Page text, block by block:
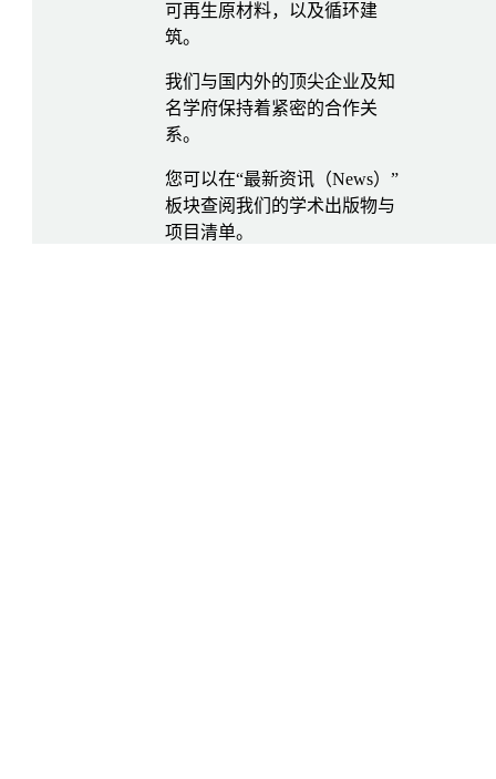
可再生原材料，以及循环建
筑。
我们与国内外的顶尖企业及知
名学府保持着紧密的合作关
系。
您可以在“最新资讯（News）”
板块查阅我们的学术出版物与
项目清单。